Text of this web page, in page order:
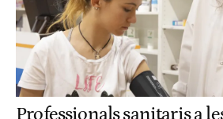
Professionals sanitaris a